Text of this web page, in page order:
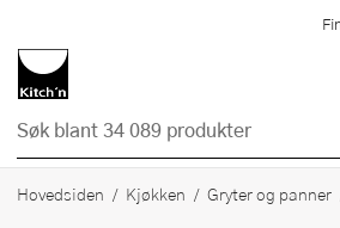
Hovedsiden Kjøkken Gryter og panner